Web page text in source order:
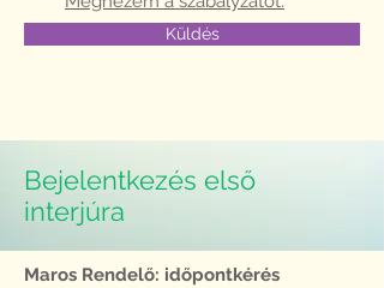
Küldés
Bejelentkezés első
interjúra
Maros Rendelő: időpontkérés